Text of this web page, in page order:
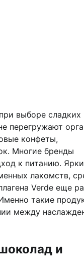
выборе сладких
перегружают
конфеты,
Многие бренды
к питанию.
лакомств,
Verde еще
такие
между
и